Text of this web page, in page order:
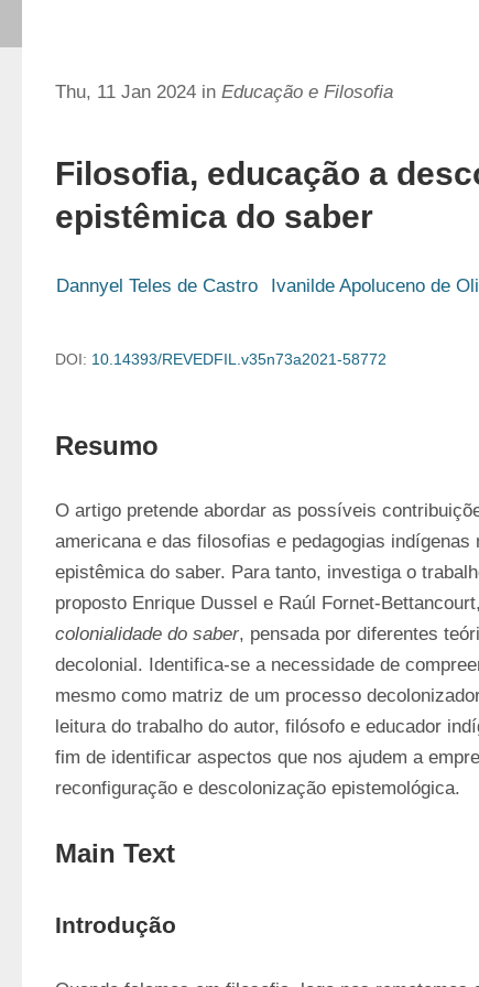
Thu, 11 Jan 2024 in Educação e Filosofia
Filosofia, educação a
epistêmica do saber
Dannyel Teles de Castro Ivanilde Apoluceno de
DOI: 10.14393/REVEDFIL.v35n73a2021-58772
Resumo
O artigo pretende abordar as possíveis
americana e das filosofias e pedagogias indígenas
epistêmica do saber. Para tanto, investiga o
colonialidade do saber, pensada por diferentes
decolonial. Identifica-se a necessidade de
mesmo como matriz de um processo
leitura do trabalho do autor, filósofo e educador
fim de identificar aspectos que nos ajudem a
reconfiguração e descolonização epistemológica.
Main Text
Introdução